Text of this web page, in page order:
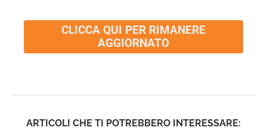
CLICCA QUI PER RIMANERE
AGGIORNATO
ARTICOLI CHE TI POTREBBERO INTERESSARE: